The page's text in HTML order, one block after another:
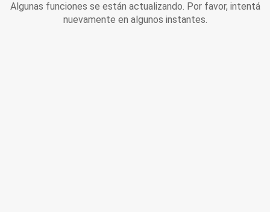
Algunas funciones se están actualizando. Por favor, intentá
nuevamente en algunos instantes.